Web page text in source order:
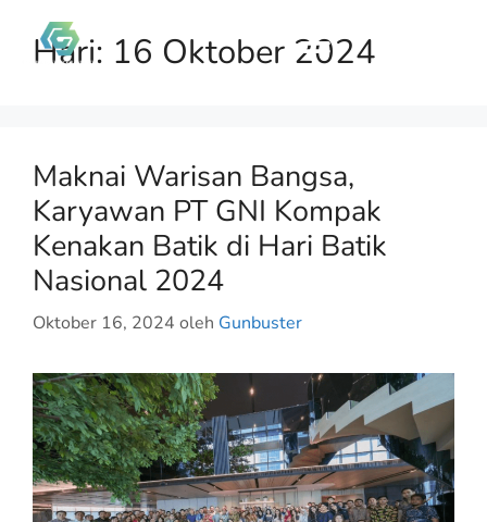
Hari: 16 Oktober 2024
Maknai Warisan Bangsa,
Karyawan PT GNI Kompak
Kenakan Batik di Hari Batik
Nasional 2024
Oktober 16, 2024 oleh Gunbuster